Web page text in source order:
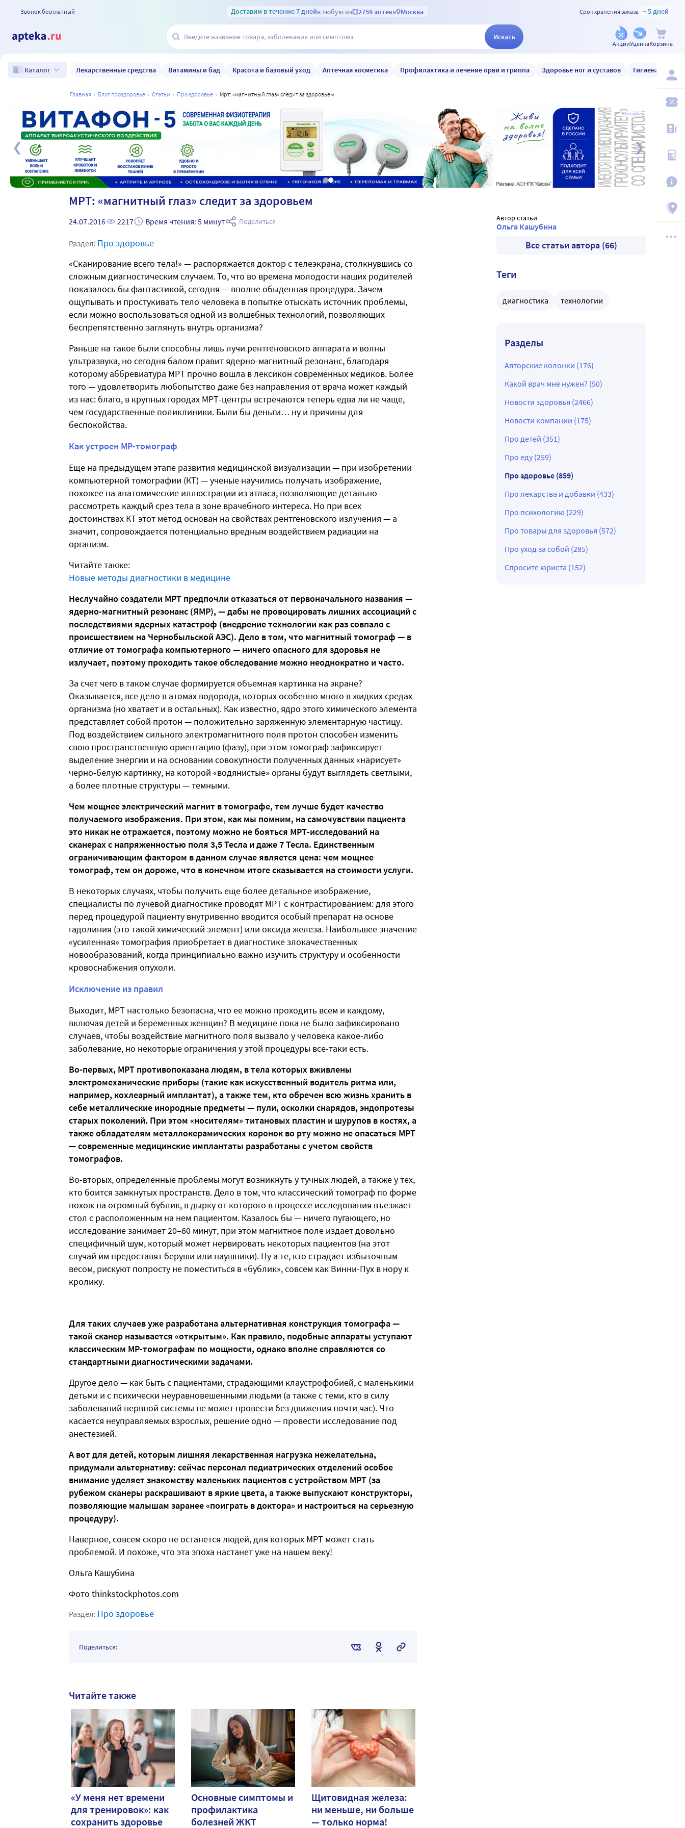
Звонок бесплатный Доставим в течение 7 днейв любую из 2759 аптекв Москва Срок хранения заказа ~ 5 дней
Искать
АкцииУценкаКорзина
Каталог Лекарственные средства Витамины и бад Красота и базовый уход Аптечная косметика Профилактика и лечение орви и гриппа Здоровье ног и суставов Гигиена и уход
главная блог проздоровье статьи про здоровье мрт: «магнитный глаз» следит за здоровьем
Реклама
МРТ: «магнитный глаз» следит за здоровьем
24.07.2016 2217 Время чтения: 5 минут Поделиться
Раздел: Про здоровье
«Сканирование всего тела!» — распоряжается доктор с телеэкрана, столкнувшись со
сложным диагностическим случаем. То, что во времена молодости наших родителей
показалось бы фантастикой, сегодня — вполне обыденная процедура. Зачем
ощупывать и простукивать тело человека в попытке отыскать источник проблемы,
если можно воспользоваться одной из волшебных технологий, позволяющих
беспрепятственно заглянуть внутрь организма?
Раньше на такое были способны лишь лучи рентгеновского аппарата и волны
ультразвука, но сегодня балом правит ядерно-магнитный резонанс, благодаря
которому аббревиатура МРТ прочно вошла в лексикон современных медиков. Более
того — удовлетворить любопытство даже без направления от врача может каждый
из нас: благо, в крупных городах МРТ-центры встречаются теперь едва ли не чаще,
чем государственные поликлиники. Были бы деньги… ну и причины для
беспокойства.
Как устроен МР-томограф
Еще на предыдущем этапе развития медицинской визуализации — при изобретении
компьютерной томографии (КТ) — ученые научились получать изображение,
похожее на анатомические иллюстрации из атласа, позволяющие детально
рассмотреть каждый срез тела в зоне врачебного интереса. Но при всех
достоинствах КТ этот метод основан на свойствах рентгеновского излучения — а
значит, сопровождается потенциально вредным воздействием радиации на
организм.
Читайте также:
Новые методы диагностики в медицине
Неслучайно создатели МРТ предпочли отказаться от первоначального названия —
ядерно-магнитный резонанс (ЯМР), — дабы не провоцировать лишних ассоциаций с
последствиями ядерных катастроф (внедрение технологии как раз совпало с
происшествием на Чернобыльской АЭС). Дело в том, что магнитный томограф — в
отличие от томографа компьютерного — ничего опасного для здоровья не
излучает, поэтому проходить такое обследование можно неоднократно и часто.
За счет чего в таком случае формируется объемная картинка на экране?
Оказывается, все дело в атомах водорода, которых особенно много в жидких средах
организма (но хватает и в остальных). Как известно, ядро этого химического элемента
представляет собой протон — положительно заряженную элементарную частицу.
Под воздействием сильного электромагнитного поля протон способен изменить
свою пространственную ориентацию (фазу), при этом томограф зафиксирует
выделение энергии и на основании совокупности полученных данных «нарисует»
черно-белую картинку, на которой «водянистые» органы будут выглядеть светлыми,
а более плотные структуры — темными.
Чем мощнее электрический магнит в томографе, тем лучше будет качество
получаемого изображения. При этом, как мы помним, на самочувствии пациента
это никак не отражается, поэтому можно не бояться МРТ-исследований на
сканерах с напряженностью поля 3,5 Тесла и даже 7 Тесла. Единственным
ограничивающим фактором в данном случае является цена: чем мощнее
томограф, тем он дороже, что в конечном итоге сказывается на стоимости услуги.
В некоторых случаях, чтобы получить еще более детальное изображение,
специалисты по лучевой диагностике проводят МРТ с контрастированием: для этого
перед процедурой пациенту внутривенно вводится особый препарат на основе
гадолиния (это такой химический элемент) или оксида железа. Наибольшее значение
«усиленная» томография приобретает в диагностике злокачественных
новообразований, когда принципиально важно изучить структуру и особенности
кровоснабжения опухоли.
Исключение из правил
Выходит, МРТ настолько безопасна, что ее можно проходить всем и каждому,
включая детей и беременных женщин? В медицине пока не было зафиксировано
случаев, чтобы воздействие магнитного поля вызвало у человека какое-либо
заболевание, но некоторые ограничения у этой процедуры все-таки есть.
Во-первых, МРТ противопоказана людям, в тела которых вживлены
электромеханические приборы (такие как искусственный водитель ритма или,
например, кохлеарный имплантат), а также тем, кто обречен всю жизнь хранить в
себе металлические инородные предметы — пули, осколки снарядов, эндопротезы
старых поколений. При этом «носителям» титановых пластин и шурупов в костях, а
также обладателям металлокерамических коронок во рту можно не опасаться МРТ
— современные медицинские имплантаты разработаны с учетом свойств
томографов.
Во-вторых, определенные проблемы могут возникнуть у тучных людей, а также у тех,
кто боится замкнутых пространств. Дело в том, что классический томограф по форме
похож на огромный бублик, в дырку от которого в процессе исследования въезжает
стол с расположенным на нем пациентом. Казалось бы — ничего пугающего, но
исследование занимает 20–60 минут, при этом магнитное поле издает довольно
специфичный шум, который может нервировать некоторых пациентов (на этот
случай им предоставят беруши или наушники). Ну а те, кто страдает избыточным
весом, рискуют попросту не поместиться в «бублик», совсем как Винни-Пух в нору к
кролику.
Для таких случаев уже разработана альтернативная конструкция томографа —
такой сканер называется «открытым». Как правило, подобные аппараты уступают
классическим МР-томографам по мощности, однако вполне справляются со
стандартными диагностическими задачами.
Другое дело — как быть с пациентами, страдающими клаустрофобией, с маленькими
детьми и с психически неуравновешенными людьми (а также с теми, кто в силу
заболеваний нервной системы не может провести без движения почти час). Что
касается неуправляемых взрослых, решение одно — провести исследование под
анестезией.
А вот для детей, которым лишняя лекарственная нагрузка нежелательна,
придумали альтернативу: сейчас персонал педиатрических отделений особое
внимание уделяет знакомству маленьких пациентов с устройством МРТ (за
рубежом сканеры раскрашивают в яркие цвета, а также выпускают конструкторы,
позволяющие малышам заранее «поиграть в доктора» и настроиться на серьезную
процедуру).
Наверное, совсем скоро не останется людей, для которых МРТ может стать
проблемой. И похоже, что эта эпоха настанет уже на нашем веку!
Ольга Кашубина
Фото thinkstockphotos.com
Раздел: Про здоровье
Поделиться:
Читайте также
«У меня нет времени
для тренировок»: как
сохранить здоровье
Основные симптомы и
профилактика
болезней ЖКТ
Щитовидная железа:
ни меньше, ни больше
— только норма!
Автор статьи
Ольга Кашубина
Все статьи автора (66)
Теги
диагностика технологии
Разделы
Авторские колонки (176)
Какой врач мне нужен? (50)
Новости здоровья (2466)
Новости компании (175)
Про детей (351)
Про еду (259)
Про здоровье (859)
Про лекарства и добавки (433)
Про психологию (229)
Про товары для здоровья (572)
Про уход за собой (285)
Спросите юриста (152)